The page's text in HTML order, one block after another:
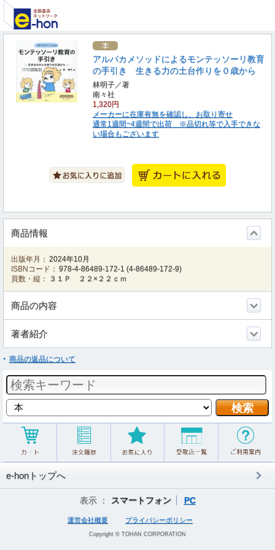
アルパカメソッドによるモンテッソーリ教育
の手引き 生きる力の土台作りを０歳から
林明子／著
南々社
1,320円
メーカーに在庫有無を確認し、お取り寄せ
通常1週間~4週間で出荷 ※品切れ等で入手できな
い場合もございます
商品情報
出版年月： 2024年10月
ISBNコード： 978-4-86489-172-1 (4-86489-172-9)
頁数・縦：
３１Ｐ ２２×２２ｃｍ
商品の内容
著者紹介
商品の返品について
e-honトップへ
表示 ： スマートフォン PC
運営会社概要 プライバシーポリシー
Copyright © TOHAN CORPORATION